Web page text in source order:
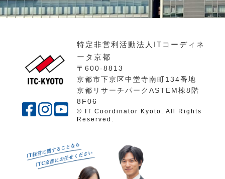
特定非営利活動法人ITコーディネ
ータ京都
〒600-8813
京都市下京区中堂寺南町134番地
京都リサーチパークASTEM棟8階
8F06
© IT Coordinator Kyoto. All Rights
Reserved.